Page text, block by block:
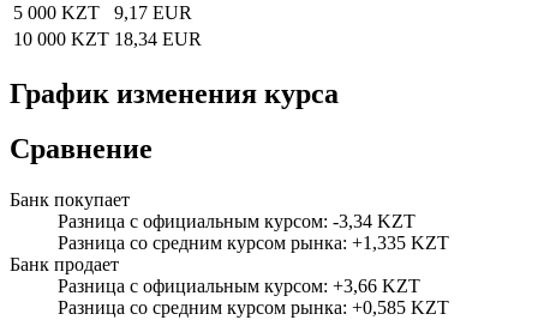
5 000 KZT
9,17 EUR
10 000 KZT 18,34 EUR
График изменения курса
Сравнение
Банк покупает
Разница с официальным курсом: -3,34 KZT
Разница со средним курсом рынка: +1,335 KZT
Банк продает
Разница с официальным курсом: +3,66 KZT
Разница со средним курсом рынка: +0,585 KZT